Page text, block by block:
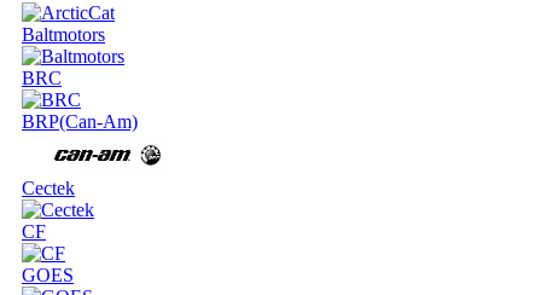
Baltmotors
BRC
BRP(Can-Am)
Cectek
CF
GOES